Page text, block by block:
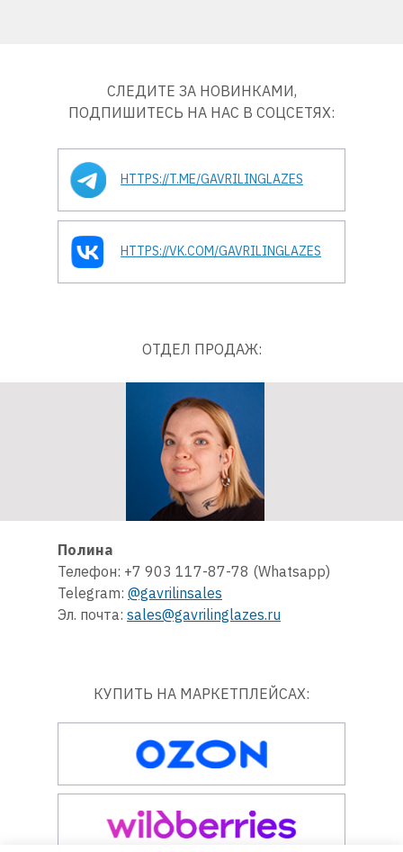
СЛЕДИТЕ ЗА НОВИНКАМИ,
ПОДПИШИТЕСЬ НА НАС В СОЦСЕТЯХ:
ОТДЕЛ ПРОДАЖ:
КУПИТЬ НА МАРКЕТПЛЕЙСАХ:
HTTPS://T.ME/GAVRILINGLAZES
HTTPS://VK.COM/GAVRILINGLAZES
Полина
Телефон: +7 903 117-87-78 (Whatsapp)
Telegram: @gavrilinsales
Эл. почта: sales@gavrilinglazes.ru